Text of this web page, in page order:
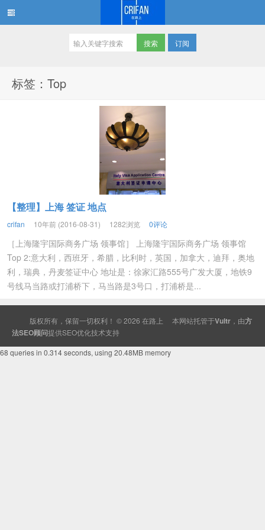
订阅
标签：Top
【整理】上海 签证 地点
crifan 10年前 (2016-08-31) 1282浏览 0评论
［上海隆宇国际商务广场 领事馆］ 上海隆宇国际商务广场 领事馆
Top 2:意大利，西班牙，希腊，比利时，英国，加拿大，迪拜，奥地
利，瑞典，丹麦签证中心 地址是：徐家汇路555号广发大厦，地铁9
号线马当路或打浦桥下，马当路是3号口，打浦桥是...
版权所有，保留一切权利！ © 2026 在路上 本网站托管于Vultr ，由方
法SEO顾问提供SEO优化技术支持
68 queries in 0.314 seconds, using 20.48MB memory